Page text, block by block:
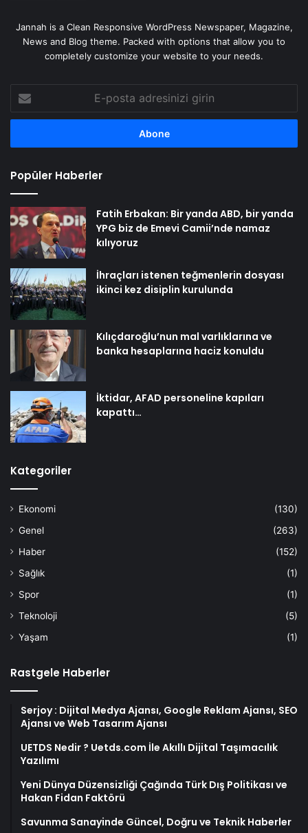
Jannah is a Clean Responsive WordPress Newspaper, Magazine,
News and Blog theme. Packed with options that allow you to
completely customize your website to your needs.
posta
adresinizi
Popüler Haberler
Fatih Erbakan: Bir yanda ABD, bir yanda
YPG biz de Emevi Camii’nde namaz
kılıyoruz
İhraçları istenen teğmenlerin dosyası
ikinci kez disiplin kurulunda
Kılıçdaroğlu’nun mal varlıklarına ve
banka hesaplarına haciz konuldu
İktidar, AFAD personeline kapıları
kapattı…
Kategoriler
Ekonomi
(130)
Genel
(263)
Haber
(152)
Sağlık
(1)
Spor
(1)
Teknoloji
(5)
Yaşam
(1)
Rastgele Haberler
Serjoy : Dijital Medya Ajansı, Google Reklam Ajansı, SEO
Ajansı ve Web Tasarım Ajansı
UETDS Nedir ? Uetds.com İle Akıllı Dijital Taşımacılık
Yazılımı
Yeni Dünya Düzensizliği Çağında Türk Dış Politikası ve
Hakan Fidan Faktörü
Savunma Sanayinde Güncel, Doğru ve Teknik Haberler